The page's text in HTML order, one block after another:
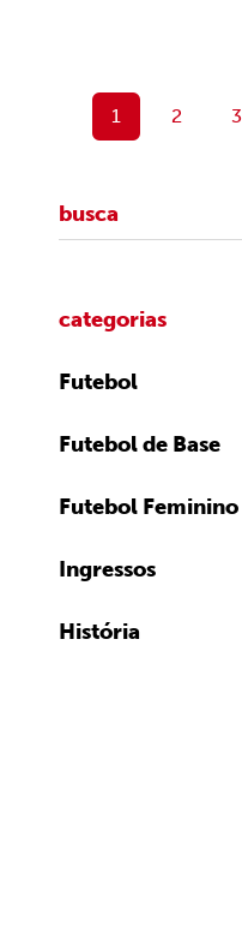
1 2 3
categorias
Futebol
Futebol de Base
Futebol Feminino
Ingressos
História